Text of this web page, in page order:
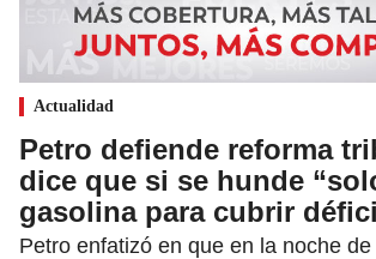
Actualidad
Petro defiende reforma
dice que si se hunde
gasolina para cubrir
Petro enfatizó en que en la noche